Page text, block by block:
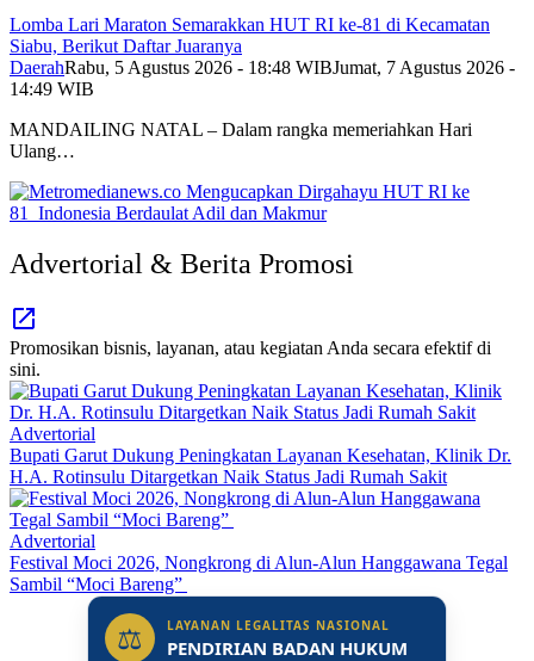
Lomba Lari Maraton Semarakkan HUT RI ke-81 di Kecamatan
Siabu, Berikut Daftar Juaranya
DaerahRabu, 5 Agustus 2026 - 18:48 WIBJumat, 7 Agustus 2026 -
14:49 WIB
MANDAILING NATAL – Dalam rangka memeriahkan Hari
Ulang…
Advertorial & Berita Promosi
Promosikan bisnis, layanan, atau kegiatan Anda secara efektif di
sini.
Advertorial
Bupati Garut Dukung Peningkatan Layanan Kesehatan, Klinik Dr.
H.A. Rotinsulu Ditargetkan Naik Status Jadi Rumah Sakit
Advertorial
Festival Moci 2026, Nongkrong di Alun-Alun Hanggawana Tegal
Sambil “Moci Bareng”
⚖ LAYANAN LEGALITAS NASIONAL
PENDIRIAN BADAN HUKUM